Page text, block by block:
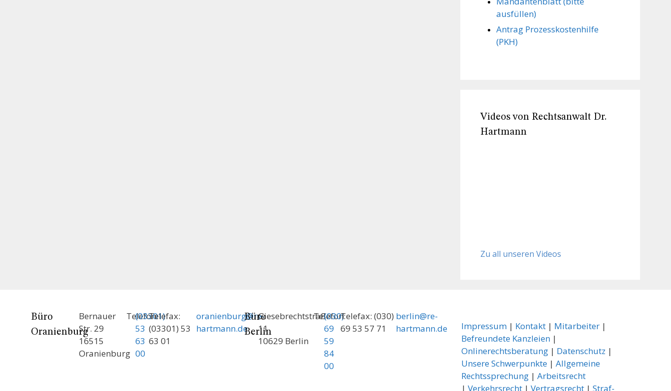
ausfüllen)
Antrag Prozesskostenhilfe
(PKH)
Videos von Rechtsanwalt Dr.
Hartmann
Zu all unseren Videos
Büro
Oranienburg
Bernauer
Str. 29
16515
Oranienburg
Telefon:
(03301)
53
63
00
Telefax:
(03301) 53
63 01
oranienburg@re-
hartmann.de
Büro
Berlin
Giesebrechtstraße
11
10629 Berlin
Telefon:
(030)
69
59
84
00
Telefax: (030)
69 53 57 71
berlin@re-
hartmann.de
Impressum| Kontakt| Mitarbeiter|
Befreundete Kanzleien|
Onlinerechtsberatung| Datenschutz |
Unsere Schwerpunkte| Allgemeine
Rechtssprechung| ­ Arbeitsrecht
| Verkehrsrecht| Vertragsrecht| Straf-